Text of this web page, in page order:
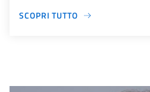
SCOPRI TUTTO